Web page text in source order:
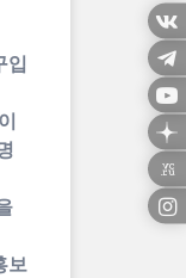
입
보